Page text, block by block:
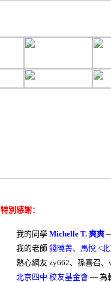
特別感謝：
我的同學 Michelle T. 爽爽
我的老師 錢曉菁、馬悅 <
熱心網友 zy662、孫喜召、
北京四中 校友基金會 — 為